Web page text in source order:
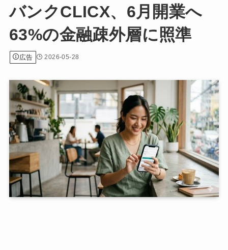
バンクCLICX、6月開業へ
63%の金融疎外層に照準
広告 2026-05-28